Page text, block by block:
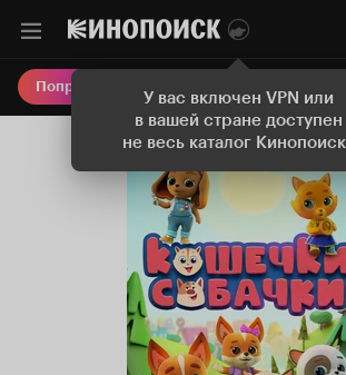
У вас включен VPN или
в вашей стране доступен
не весь каталог
Попробовать Плюс Онлайн-